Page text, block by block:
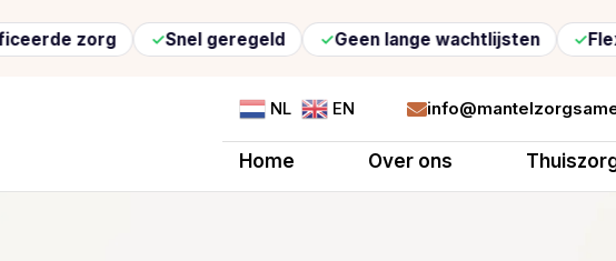
Snel geregeld Geen lange wachtlijsten Flexibele
NL EN 
Home Over ons